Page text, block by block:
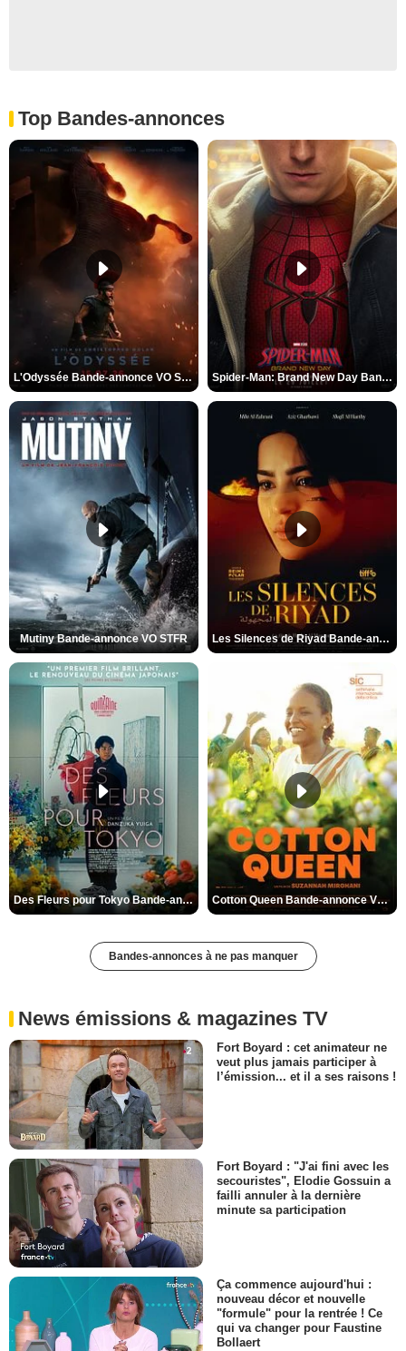
Top Bandes-annonces
L'Odyssée Bande-annonce VO STFR Spider-Man: Brand New Day Bande-annonce VO STFR
Mutiny Bande-annonce VO STFR Les Silences de Riyad Bande-annonce VO STFR
Des Fleurs pour Tokyo Bande-annonce VO STFR Cotton Queen Bande-annonce VO STFR
Bandes-annonces à ne pas manquer
News émissions & magazines TV
Fort Boyard : cet animateur ne
veut plus jamais participer à
l’émission... et il a ses raisons !
Fort Boyard : "J'ai fini avec les
secouristes", Elodie Gossuin a
failli annuler à la dernière
minute sa participation
Ça commence aujourd'hui :
nouveau décor et nouvelle
"formule" pour la rentrée ! Ce
qui va changer pour Faustine
Bollaert